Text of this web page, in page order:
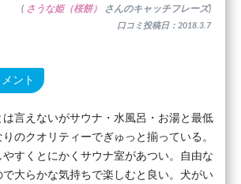
( さうな姫（桜餅） さんのキャッチフレーズ)
口コミ投稿日：2018.3.7
ント
は言えないがサウナ・水風呂・お湯と最低
のクオリティーでぎゅっと揃っている。
すくとにかくサウナ室があつい。自由な
で大らかな気持ちで楽しむと良い。犬がい